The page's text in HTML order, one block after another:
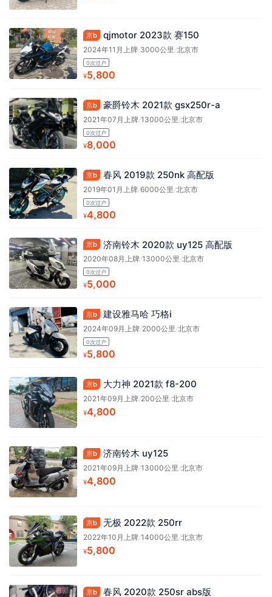
京b qjmotor 2023款 赛150
2024年11月上牌/3000公里 /北京市
0次过户
¥5,800
京b 豪爵铃木 2021款 gsx250r-a
2021年07月上牌/13000公里 /北京市
0次过户
¥8,000
京b 春风 2019款 250nk 高配版
2019年01月上牌/6000公里 /北京市
0次过户
¥4,800
京b 济南铃木 2020款 uy125 高配版
2020年08月上牌/13000公里/北京市
0次过户
¥5,000
京b 建设雅马哈 巧格i
2024年09月上牌/2000公里/北京市
0次过户
¥5,800
京b 大力神 2021款 f8-200
2021年09月上牌/200公里/北京市
¥4,800
京b 济南铃木 uy125
2021年09月上牌/13000公里/北京市
¥4,800
京b 无极 2022款 250rr
2022年10月上牌/14000公里/北京市
¥5,800
京b 春风 2020款 250sr abs版